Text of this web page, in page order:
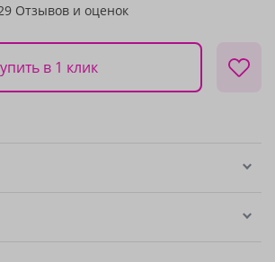
Отзывов и оценок
в 1 клик